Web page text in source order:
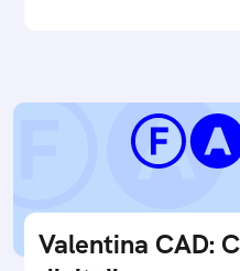
Valentina CAD: